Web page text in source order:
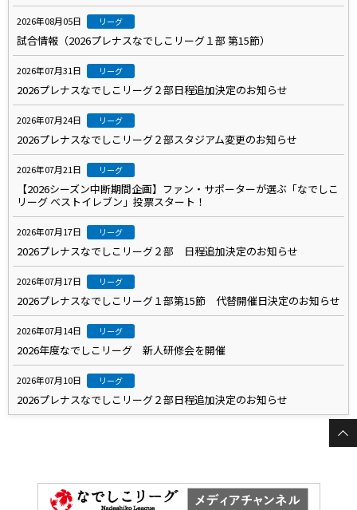
2026年08月05日 リーグ
試合情報（2026プレナスなでしこリーグ１部 第15節）
2026年07月31日 リーグ
2026プレナスなでしこリーグ２部日程追加決定のお知らせ
2026年07月24日 リーグ
2026プレナスなでしこリーグ２部スタジアム変更のお知らせ
2026年07月21日 リーグ
【2026シーズン中断期間企画】ファン・サポーターが選ぶ「なでしこ
リーグ ベストイレブン」投票スタート！
2026年07月17日 リーグ
2026プレナスなでしこリーグ２部 日程追加決定のお知らせ
2026年07月17日 リーグ
2026プレナスなでしこリーグ１部第15節 代替開催日決定のお知らせ
2026年07月14日 リーグ
2026年度なでしこリーグ 新人研修会を開催
2026年07月10日 リーグ
2026プレナスなでしこリーグ２部日程追加決定のお知らせ